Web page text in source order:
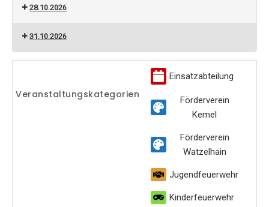
28.10.2026
31.10.2026
Veranstaltungskategorien
Einsatzabteilung
Förderverein
Kemel
Förderverein
Watzelhain
Jugendfeuerwehr
Kinderfeuerwehr